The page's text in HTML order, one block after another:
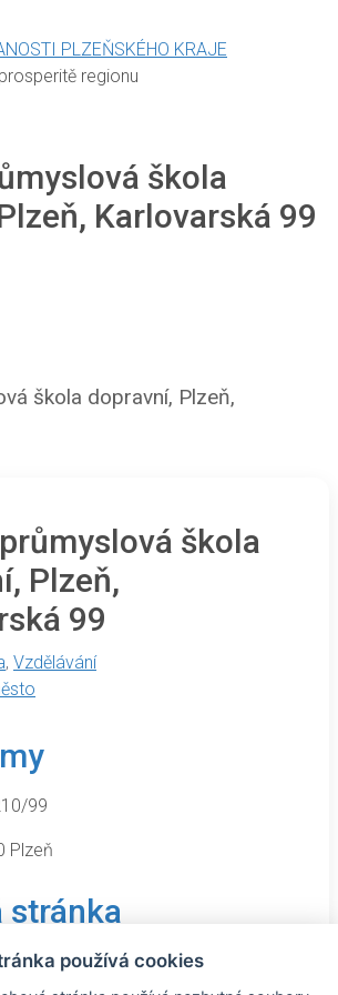
regionu
škola
Karlovarská 99
škola dopravní, Plzeň,
škola
Plzeň,
99
, Vzdělávání
99
Plzeň
stránka
používá cookies